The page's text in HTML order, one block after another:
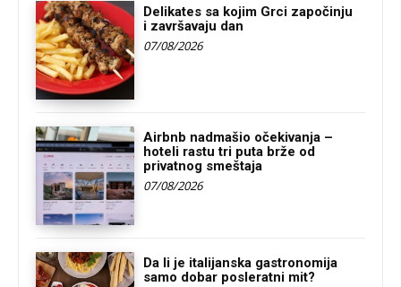
Delikates sa kojim Grci započinju
i završavaju dan
07/08/2026
Airbnb nadmašio očekivanja –
hoteli rastu tri puta brže od
privatnog smeštaja
07/08/2026
Da li je italijanska gastronomija
samo dobar posleratni mit?